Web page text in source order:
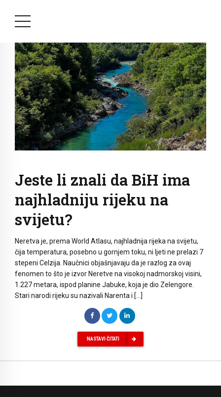
Jeste li znali da BiH ima
najhladniju rijeku na
svijetu?
Neretva je, prema World Atlasu, najhladnija rijeka na svijetu,
čija temperatura, posebno u gornjem toku, ni ljeti ne prelazi 7
stepeni Celzija. Naučnici objašnjavaju da je razlog za ovaj
fenomen to što je izvor Neretve na visokoj nadmorskoj visini,
1.227 metara, ispod planine Jabuke, koja je dio Zelengore.
Stari narodi rijeku su nazivali Narenta i […]
NASTAVI ČITATI